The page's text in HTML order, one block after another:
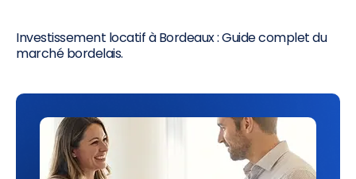
Investissement locatif à Bordeaux : Guide complet du
marché bordelais.